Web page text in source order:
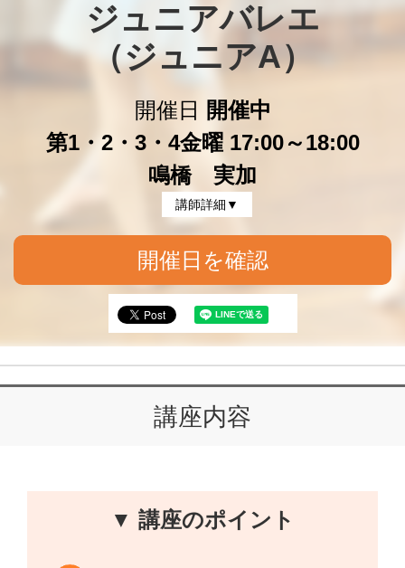
ジュニアバレエ
（ジュニアA）
開催日
開催中
第1・2・3・4金曜 17:00～18:00
鳴橋 実加
講師詳細▼
開催日を確認
講座内容
▼ 講座のポイント